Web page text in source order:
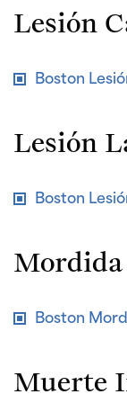
Lesión
Boston
Lesión
Boston
Boston
Muerte